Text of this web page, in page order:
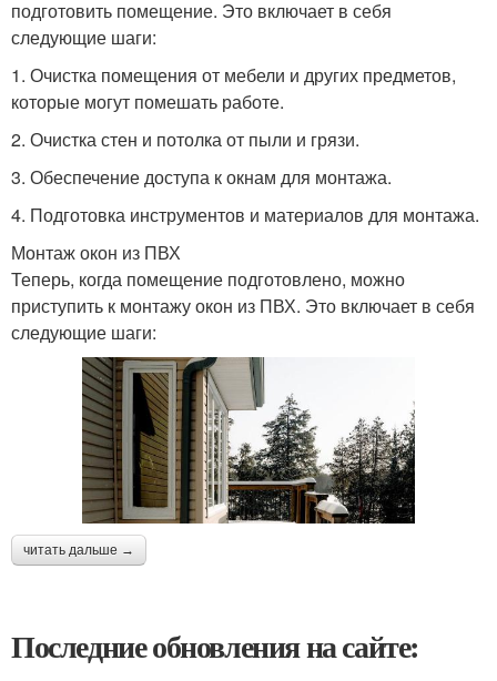
подготовить помещение. Это включает в себя
следующие шаги:
1. Очистка помещения от мебели и других предметов,
которые могут помешать работе.
2. Очистка стен и потолка от пыли и грязи.
3. Обеспечение доступа к окнам для монтажа.
4. Подготовка инструментов и материалов для монтажа.
Монтаж окон из ПВХ
Теперь, когда помещение подготовлено, можно
приступить к монтажу окон из ПВХ. Это включает в себя
следующие шаги:
читать дальше →
Последние обновления на сайте: